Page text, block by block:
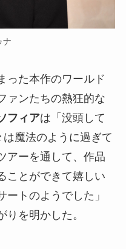
ナ
った本作のワールド
ァンたちの熱狂的な
フィアは「没頭して
魔法のように過ぎて
アーを通して、作品
ことができて嬉しい
トのようでした」
りを明かした。